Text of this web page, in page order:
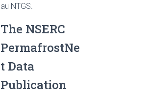
au NTGS.
The NSERC
PermafrostNe
t Data
Publication